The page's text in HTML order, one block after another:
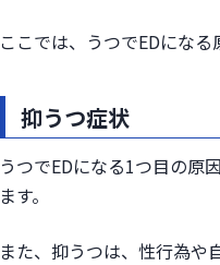
ここでは、うつでEDになる
抑うつ症状
うつでEDになる1つ目の原
ます。
また、抑うつは、性行為や